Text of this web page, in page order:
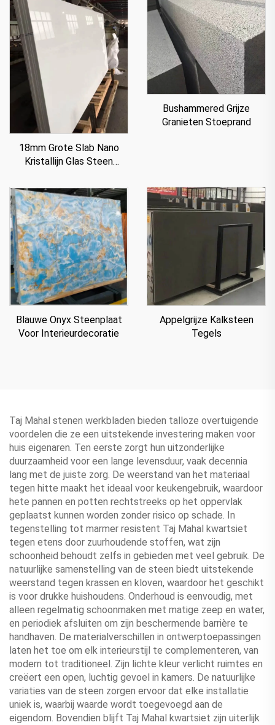
18mm Grote Slab Nano
Kristallijn Glas Steen
Bushammered Grijze
Granieten Stoeprand
Blauwe Onyx Steenplaat
Voor Interieurdecoratie
Appelgrijze Kalksteen
Tegels
Taj Mahal stenen werkbladen bieden talloze overtuigende
voordelen die ze een uitstekende investering maken voor
huis eigenaren. Ten eerste zorgt hun uitzonderlijke
duurzaamheid voor een lange levensduur, vaak decennia
lang met de juiste zorg. De weerstand van het materiaal
tegen hitte maakt het ideaal voor keukengebruik, waardoor
hete pannen en potten rechtstreeks op het oppervlak
geplaatst kunnen worden zonder risico op schade. In
tegenstelling tot marmer resistent Taj Mahal kwartsiet
tegen etens door zuurhoudende stoffen, wat zijn
schoonheid behoudt zelfs in gebieden met veel gebruik. De
natuurlijke samenstelling van de steen biedt uitstekende
weerstand tegen krassen en kloven, waardoor het geschikt
is voor drukke huishoudens. Onderhoud is eenvoudig, met
alleen regelmatig schoonmaken met matige zeep en water,
en periodiek afsluiten om zijn beschermende barrière te
handhaven. De materialverschillen in ontwerptoepassingen
laten het toe om elk interieurstijl te complementeren, van
modern tot traditioneel. Zijn lichte kleur verlicht ruimtes en
creëert een open, luchtig gevoel in kamers. De natuurlijke
variaties van de steen zorgen ervoor dat elke installatie
uniek is, waarbij waarde wordt toegevoegd aan de
eigendom. Bovendien blijft Taj Mahal kwartsiet zijn uiterlijk